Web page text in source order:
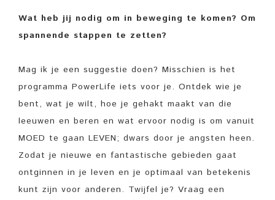
Wat heb jij nodig om in beweging te komen? Om
spannende stappen te zetten?
Mag ik je een suggestie doen? Misschien is het
programma PowerLife iets voor je. Ontdek wie je
bent, wat je wilt, hoe je gehakt maakt van die
leeuwen en beren en wat ervoor nodig is om vanuit
MOED te gaan LEVEN; dwars door je angsten heen.
Zodat je nieuwe en fantastische gebieden gaat
ontginnen in je leven en je optimaal van betekenis
kunt zijn voor anderen. Twijfel je? Vraag een